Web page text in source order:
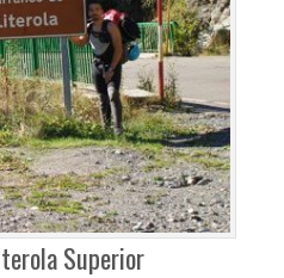
Superior